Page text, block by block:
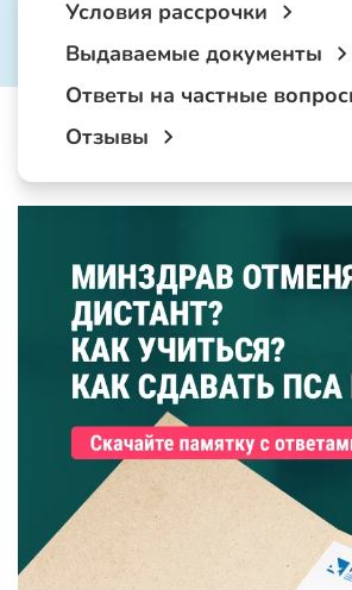
Условия рассрочки
Выдаваемые документы
Ответы на частные
Отзывы